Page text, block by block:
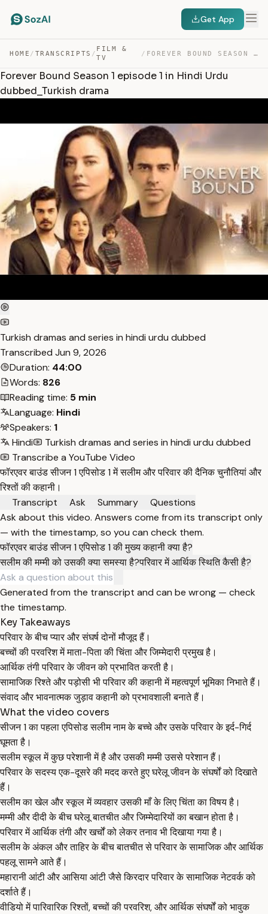
Get App
HOME / TRANSCRIPTS /
FILM &
TV
/ FOREVER BOUND SEASON 1 EPISODE 1 IN HINDI URDU DUBBED_T… — TRANSCRIPT
Forever Bound Season 1 episode 1 in Hindi Urdu
dubbed_Turkish drama
Turkish dramas and series in hindi urdu dubbed
Transcribed Jun 9, 2026
Duration: 44:00
Words: 826
Reading time: 5 min
Language: Hindi
Speakers: 1
Hindi
Turkish dramas and series in hindi urdu dubbed
Transcribe a YouTube Video
फॉरएवर बाउंड सीजन 1 एपिसोड 1 में सलीम और परिवार की दैनिक चुनौतियां और
रिश्तों की कहानी।
Transcript
Ask Summary
Questions
Ask about this video. Answers come from its transcript only
— with the timestamp, so you can check them.
फॉरएवर बाउंड सीजन 1 एपिसोड 1 की मुख्य कहानी क्या है?
सलीम की मम्मी को उसकी क्या समस्या है?परिवार में आर्थिक स्थिति कैसी है?
Generated from the transcript and can be wrong — check
the timestamp.
Key Takeaways
परिवार के बीच प्यार और संघर्ष दोनों मौजूद हैं।
बच्चों की परवरिश में माता-पिता की चिंता और जिम्मेदारी प्रमुख है।
आर्थिक तंगी परिवार के जीवन को प्रभावित करती है।
सामाजिक रिश्ते और पड़ोसी भी परिवार की कहानी में महत्वपूर्ण भूमिका निभाते हैं।
संवाद और भावनात्मक जुड़ाव कहानी को प्रभावशाली बनाते हैं।
What the video covers
सीजन 1 का पहला एपिसोड सलीम नाम के बच्चे और उसके परिवार के इर्द-गिर्द
घूमता है।
सलीम स्कूल में कुछ परेशानी में है और उसकी मम्मी उससे परेशान हैं।
परिवार के सदस्य एक-दूसरे की मदद करते हुए घरेलू जीवन के संघर्षों को दिखाते
हैं।
सलीम का खेल और स्कूल में व्यवहार उसकी माँ के लिए चिंता का विषय है।
मम्मी और दीदी के बीच घरेलू बातचीत और जिम्मेदारियों का बखान होता है।
परिवार में आर्थिक तंगी और खर्चों को लेकर तनाव भी दिखाया गया है।
सलीम के अंकल और ताहिर के बीच बातचीत से परिवार के सामाजिक और आर्थिक
पहलू सामने आते हैं।
महारानी आंटी और आसिया आंटी जैसे किरदार परिवार के सामाजिक नेटवर्क को
दर्शाते हैं।
वीडियो में पारिवारिक रिश्तों, बच्चों की परवरिश, और आर्थिक संघर्षों को भावुक